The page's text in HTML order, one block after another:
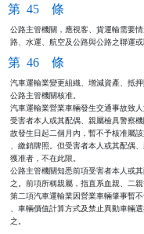
第 45 條
公路主管機關，應視客、貨運輸需要
路、水運、航空及公路與公路之聯運或
第 46 條
汽車運輸業變更組織、增減資產、抵
公路主管機關核准。
汽車運輸業營業車輛發生交通事故致
受害者本人或其配偶、親屬檢具警察
故發生日起二個月內，暫不予核准屬
、繳銷牌照。但受害者本人或其配偶
獲准者，不在此限。
公路主管機關知悉前項受害者本人或
之。前項所稱親屬，指直系血親、二親
第二項汽車運輸業因營業車輛肇事暫
、車輛價值計算方式及禁止異動車輛
之。